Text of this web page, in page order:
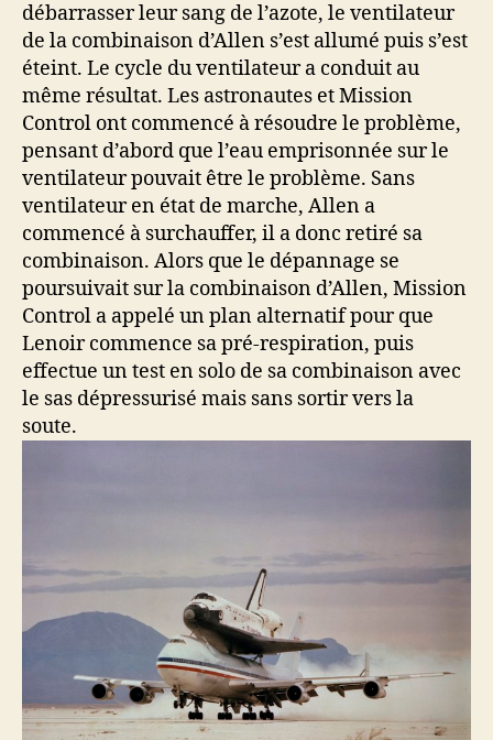
débarrasser leur sang de l’azote, le ventilateur
de la combinaison d’Allen s’est allumé puis s’est
éteint. Le cycle du ventilateur a conduit au
même résultat. Les astronautes et Mission
Control ont commencé à résoudre le problème,
pensant d’abord que l’eau emprisonnée sur le
ventilateur pouvait être le problème. Sans
ventilateur en état de marche, Allen a
commencé à surchauffer, il a donc retiré sa
combinaison. Alors que le dépannage se
poursuivait sur la combinaison d’Allen, Mission
Control a appelé un plan alternatif pour que
Lenoir commence sa pré-respiration, puis
effectue un test en solo de sa combinaison avec
le sas dépressurisé mais sans sortir vers la
soute.